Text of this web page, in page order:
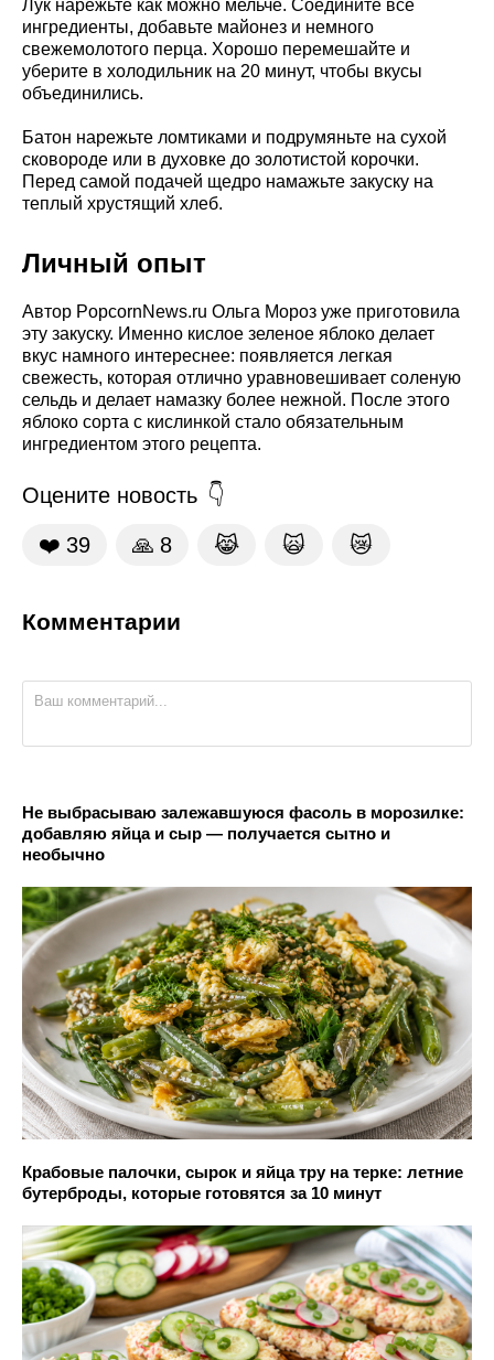
Лук нарежьте как можно мельче. Соедините все
ингредиенты, добавьте майонез и немного
свежемолотого перца. Хорошо перемешайте и
уберите в холодильник на 20 минут, чтобы вкусы
объединились.
Батон нарежьте ломтиками и подрумяньте на сухой
сковороде или в духовке до золотистой корочки.
Перед самой подачей щедро намажьте закуску на
теплый хрустящий хлеб.
Личный опыт
Автор PopcornNews.ru Ольга Мороз уже приготовила
эту закуску. Именно кислое зеленое яблоко делает
вкус намного интереснее: появляется легкая
свежесть, которая отлично уравновешивает соленую
сельдь и делает намазку более нежной. После этого
яблоко сорта с кислинкой стало обязательным
ингредиентом этого рецепта.
Оцените новость
❤️ 39 🙏 8 😹 🙀 😿
Комментарии
Не выбрасываю залежавшуюся фасоль в морозилке:
добавляю яйца и сыр — получается сытно и
необычно
Крабовые палочки, сырок и яйца тру на терке: летние
бутерброды, которые готовятся за 10 минут